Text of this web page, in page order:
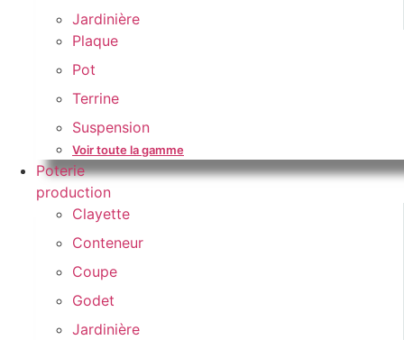
Jardinière
Plaque
Pot
Terrine
Suspension
Voir toute la gamme
Poterie
production
Clayette
Conteneur
Coupe
Godet
Jardinière